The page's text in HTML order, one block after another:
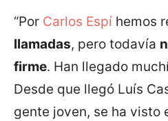
“Por Carlos Espí hemos
llamadas, pero todavía
firme. Han llegado
Desde que llegó Luís
gente joven, se ha visto